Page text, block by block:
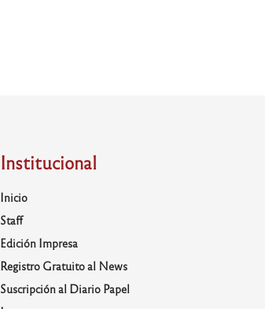
Institucional
Inicio
Staff
Edición Impresa
Registro Gratuito al News
Suscripción al Diario Papel